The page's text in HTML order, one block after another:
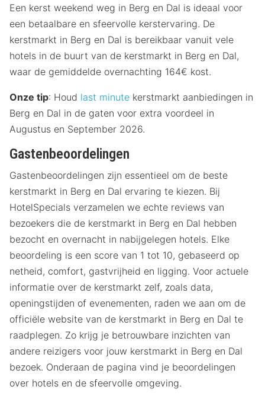
Een kerst weekend weg in Berg en Dal is ideaal voor
een betaalbare en sfeervolle kerstervaring. De
kerstmarkt in Berg en Dal is bereikbaar vanuit vele
hotels in de buurt van de kerstmarkt in Berg en Dal,
waar de gemiddelde overnachting 164€ kost.
Onze tip: Houd last minute kerstmarkt aanbiedingen in
Berg en Dal in de gaten voor extra voordeel in
Augustus en September 2026.
Gastenbeoordelingen
Gastenbeoordelingen zijn essentieel om de beste
kerstmarkt in Berg en Dal ervaring te kiezen. Bij
HotelSpecials verzamelen we echte reviews van
bezoekers die de kerstmarkt in Berg en Dal hebben
bezocht en overnacht in nabijgelegen hotels. Elke
beoordeling is een score van 1 tot 10, gebaseerd op
netheid, comfort, gastvrijheid en ligging. Voor actuele
informatie over de kerstmarkt zelf, zoals data,
openingstijden of evenementen, raden we aan om de
officiële website van de kerstmarkt in Berg en Dal te
raadplegen. Zo krijg je betrouwbare inzichten van
andere reizigers voor jouw kerstmarkt in Berg en Dal
bezoek. Onderaan de pagina vind je beoordelingen
over hotels en de sfeervolle omgeving.